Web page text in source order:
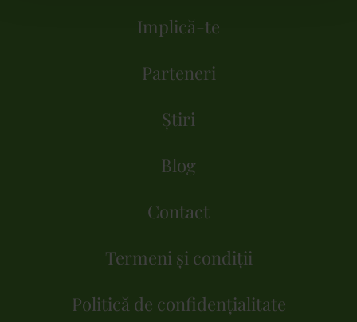
Implică-te
Parteneri
Știri
Blog
Contact
Termeni și condiții
Politică de confidențialitate